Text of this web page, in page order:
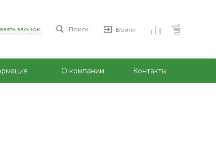
звонок Поиск Войти
О компании Контакты